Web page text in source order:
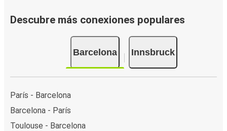
Descubre más conexiones populares
Barcelona Innsbruck
París - Barcelona
Barcelona - París
Toulouse - Barcelona